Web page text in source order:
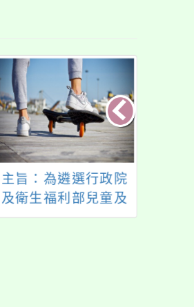
主旨：為遴選行政院
及衛生福利部兒童及
少年福利與權益事務